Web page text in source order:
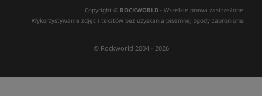
Copyright © ROCKWORLD - Wszelkie prawa zastrzeżone.
Wykorzystywanie zdjęć i tekstów bez uzyskania pisemnej zgody zabronione.
© Rockworld 2004 - 2026